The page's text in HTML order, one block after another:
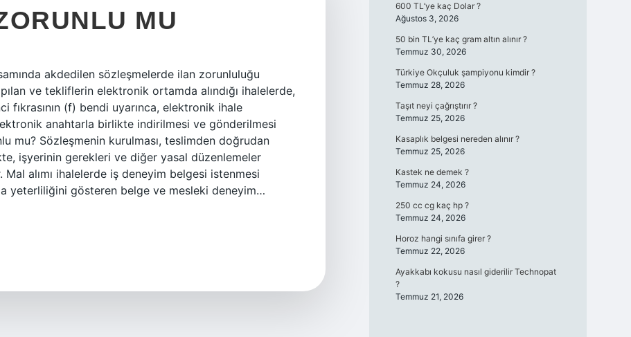
MU
akdedilen sözleşmelerde ilan zorunluluğu
ve tekliflerin elektronik ortamda alındığı ihalelerde,
fıkrasının (f) bendi uyarınca, elektronik ihale
anahtarla birlikte indirilmesi ve gönderilmesi
mu? Sözleşmenin kurulması, teslimden doğrudan
işyerinin gerekleri ve diğer yasal düzenlemeler
alımı ihalelerde iş deneyim belgesi istenmesi
yeterliliğini gösteren belge ve mesleki deneyim…
600 TL’ye kaç Dolar ?
Ağustos 3, 2026
50 bin TL’ye kaç gram altın alınır ?
Temmuz 30, 2026
Türkiye Okçuluk şampiyonu kimdir ?
Temmuz 28, 2026
Taşıt neyi çağrıştırır ?
Temmuz 25, 2026
Kasaplık belgesi nereden alınır ?
Temmuz 25, 2026
Kastek ne demek ?
Temmuz 24, 2026
250 cc cg kaç hp ?
Temmuz 24, 2026
Horoz hangi sınıfa girer ?
Temmuz 22, 2026
Ayakkabı kokusu nasıl giderilir Technopat
?
Temmuz 21, 2026